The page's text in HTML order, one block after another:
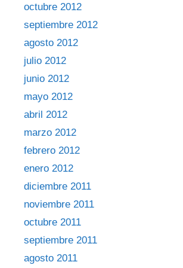
octubre 2012
septiembre 2012
agosto 2012
julio 2012
junio 2012
mayo 2012
abril 2012
marzo 2012
febrero 2012
enero 2012
diciembre 2011
noviembre 2011
octubre 2011
septiembre 2011
agosto 2011